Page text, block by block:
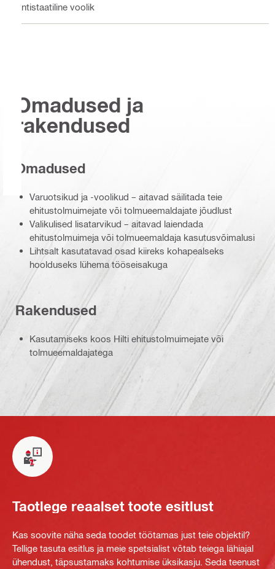
Antistaatiline voolik
Omadused ja
rakendused
Omadused
Varuotsikud ja -voolikud – aitavad säilitada teie
ehitustolmuimejate või tolmueemaldajate jõudlust
Valikulised lisatarvikud – aitavad laiendada
ehitustolmuimeja või tolmueemaldaja kasutusvõimalusi
Lihtsalt kasutatavad osad kiireks kohapealseks
hoolduseks lühema tööseisakuga
Rakendused
Kasutamiseks koos Hilti ehitustolmuimejate või
tolmueemaldajatega
Taotlege reaalset toote esitlust
Kas soovite näha seda toodet töötamas just teie objektil?
Tellige tasuta esitlus ja meie spetsialist võtab teiega lähiajal
ühendust, täpsustamaks kohtumise üksikasju. Seda teenust